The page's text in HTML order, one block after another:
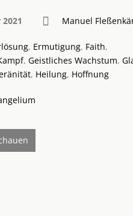
Manuel
, Ermutigung, Faith,
, Geistliches Wachstum,
, Heilung, Hoffnung